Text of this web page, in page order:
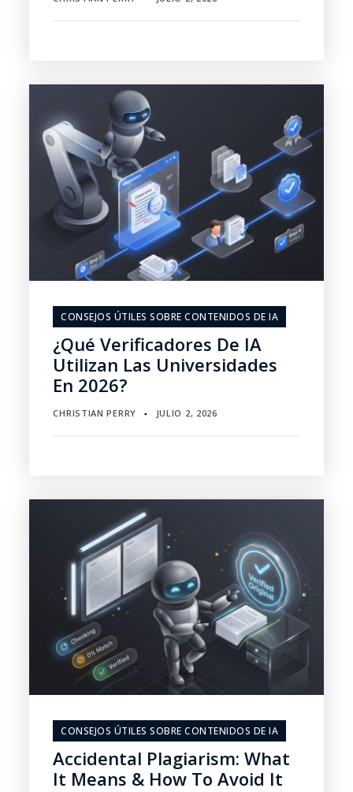
CONSEJOS ÚTILES SOBRE CONTENIDOS DE IA
¿Qué Verificadores De IA
Utilizan Las Universidades
En 2026?
CHRISTIAN PERRY ▪ JULIO 2, 2026
CONSEJOS ÚTILES SOBRE CONTENIDOS DE IA
Accidental Plagiarism: What
It Means & How To Avoid It